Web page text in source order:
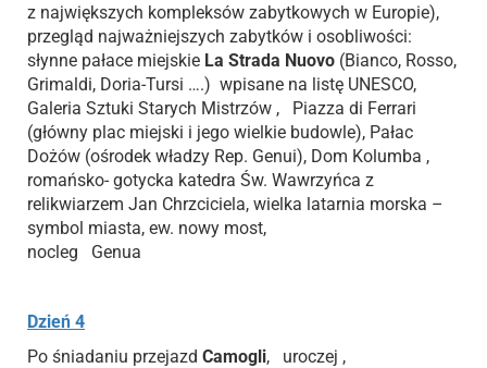
z największych kompleksów zabytkowych w Europie),
przegląd najważniejszych zabytków i osobliwości:
słynne pałace miejskie La Strada Nuovo (Bianco, Rosso,
Grimaldi, Doria-Tursi ….) wpisane na listę UNESCO,
Galeria Sztuki Starych Mistrzów , Piazza di Ferrari
(główny plac miejski i jego wielkie budowle), Pałac
Dożów (ośrodek władzy Rep. Genui), Dom Kolumba ,
romańsko- gotycka katedra Św. Wawrzyńca z
relikwiarzem Jan Chrzciciela, wielka latarnia morska –
symbol miasta, ew. nowy most,
nocleg Genua
Dzień 4
Po śniadaniu przejazd Camogli, uroczej ,